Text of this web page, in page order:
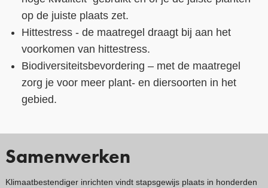
op de juiste plaats zet.
Hittestress - de maatregel draagt bij aan het
voorkomen van hittestress.
Biodiversiteitsbevordering – met de maatregel
zorg je voor meer plant- en diersoorten in het
gebied.
Samenwerken
Klimaatbestendiger inrichten vindt stapsgewijs plaats in honderden